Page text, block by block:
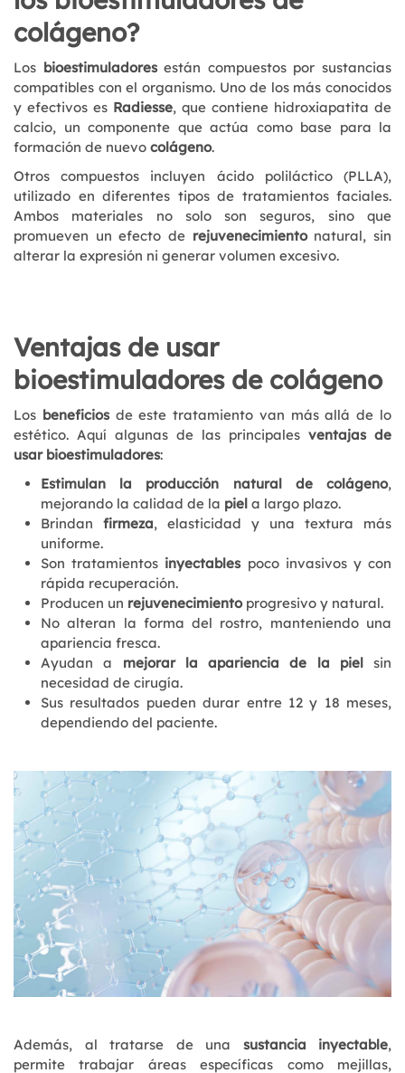
colágeno?
Los bioestimuladoresestán compuestos por sustancias
compatibles con el organismo. Uno de los más conocidos
y efectivos es Radiesse, que contiene hidroxiapatita de
calcio, un componente que actúa como base para la
formación de nuevo colágeno.
Otros compuestos incluyen ácido poliláctico (PLLA),
utilizado en diferentes tipos de tratamientos faciales.
Ambos materiales no solo son seguros, sino que
promueven un efecto de rejuvenecimientonatural, sin
alterar la expresión ni generar volumen excesivo.
Ventajas de usar
bioestimuladores de colágeno
Los beneficiosde este tratamiento van más allá de lo
estético. Aquí algunas de las principales ventajas de
usar bioestimuladores:
Estimulan la producción natural de colágeno,
mejorando la calidad de la piel a largo plazo.
Brindan firmeza, elasticidad y una textura más
uniforme.
Son tratamientos inyectablespoco invasivos y con
rápida recuperación.
Producen un rejuvenecimientoprogresivo y natural.
No alteran la forma del rostro, manteniendo una
apariencia fresca.
Ayudan a mejorar la apariencia de la pielsin
necesidad de cirugía.
Sus resultados pueden durar entre 12 y 18 meses,
dependiendo del paciente.
Además, al tratarse de una sustancia inyectable,
permite trabajar áreas específicas como mejillas,